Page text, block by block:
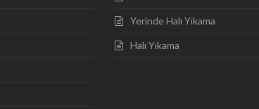
Yerinde Halı Yıkama
Halı Yıkama